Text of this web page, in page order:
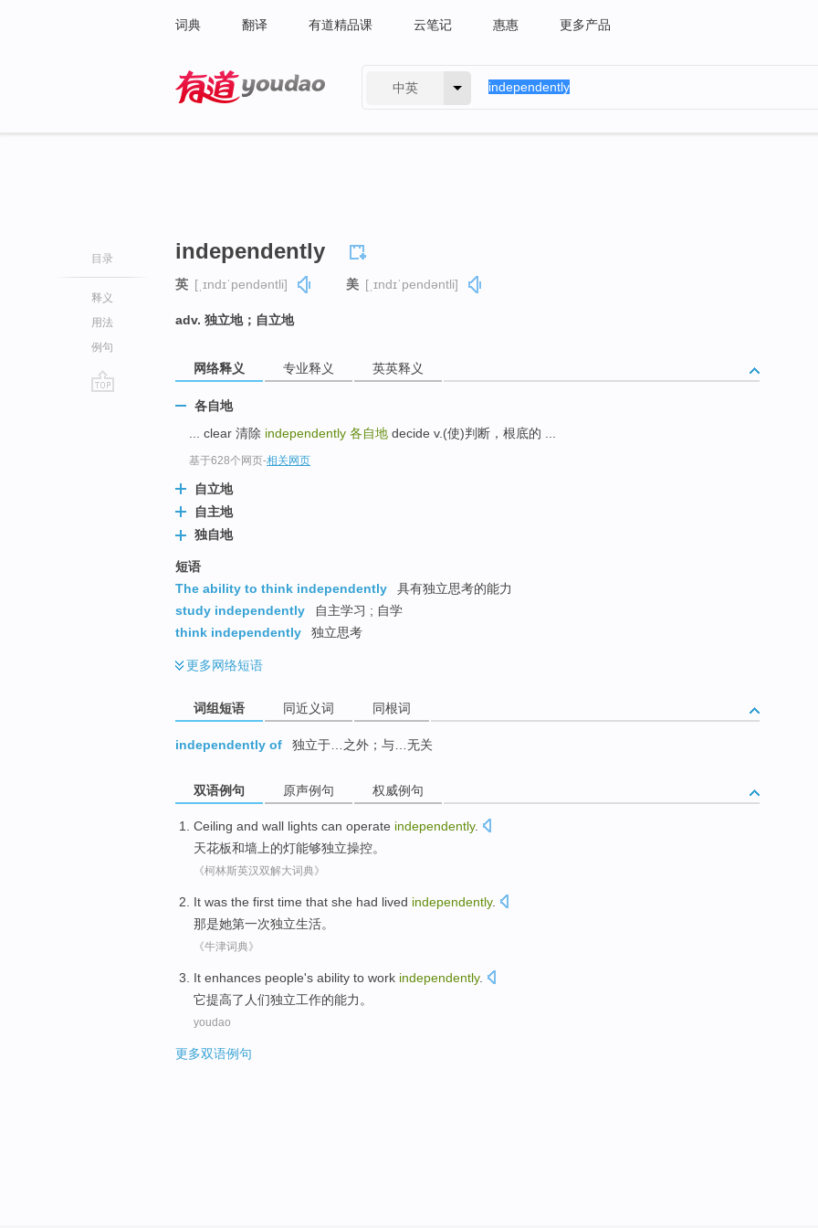
词典 翻译 有道精品课 云笔记 惠惠 更多产品
中英
目录
释义
用法
例句
independently
英 [ˌɪndɪˈpendəntli] 美 [ˌɪndɪˈpendəntli]
adv. 独立地；自立地
网络释义 专业释义 英英释义
各自地
... clear 清除 independently 各自地 decide v.(使)判断，根底的 ...
基于628个网页-相关网页
自立地
自主地
独自地
短语
The ability to think independently
具有独立思考的能力
study independently
自主学习 ; 自学
think independently
独立思考
更多网络短语
词组短语 同近义词 同根词
independently of 独立于…之外；与…无关
双语例句 原声例句 权威例句
Ceiling and wall lights can operate independently.
天花板和墙上的灯能够独立操控。
《柯林斯英汉双解大词典》
It was the first time that she had lived independently.
那是她第一次独立生活。
《牛津词典》
It enhances people's ability to work independently.
它提高了 人们独立工作的能力 。
youdao
更多双语例句